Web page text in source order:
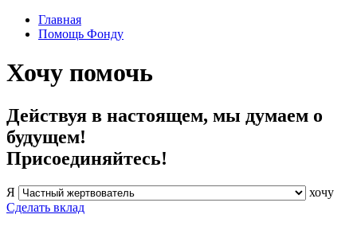
Главная
Помощь Фонду
Хочу помочь
Действуя в настоящем, мы думаем о
будущем!
Присоединяйтесь!
Я
хочу
Сделать вклад